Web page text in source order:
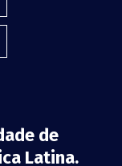
de
Latina.